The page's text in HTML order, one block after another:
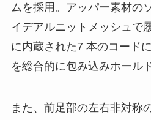
ムを採用。アッパー素材の
イデアルニットメッシュで
に内蔵された7 本のコード
を総合的に包み込みホール
また、前足部の左右非対称